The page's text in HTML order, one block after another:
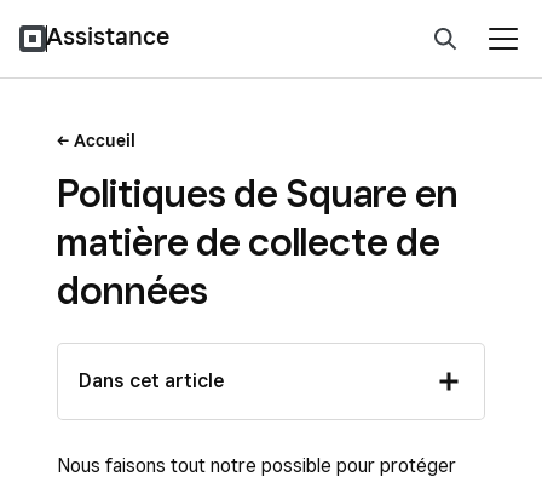
Assistance
Accueil
Politiques de Square en
matière de collecte de
données
Dans cet article
Nous faisons tout notre possible pour protéger